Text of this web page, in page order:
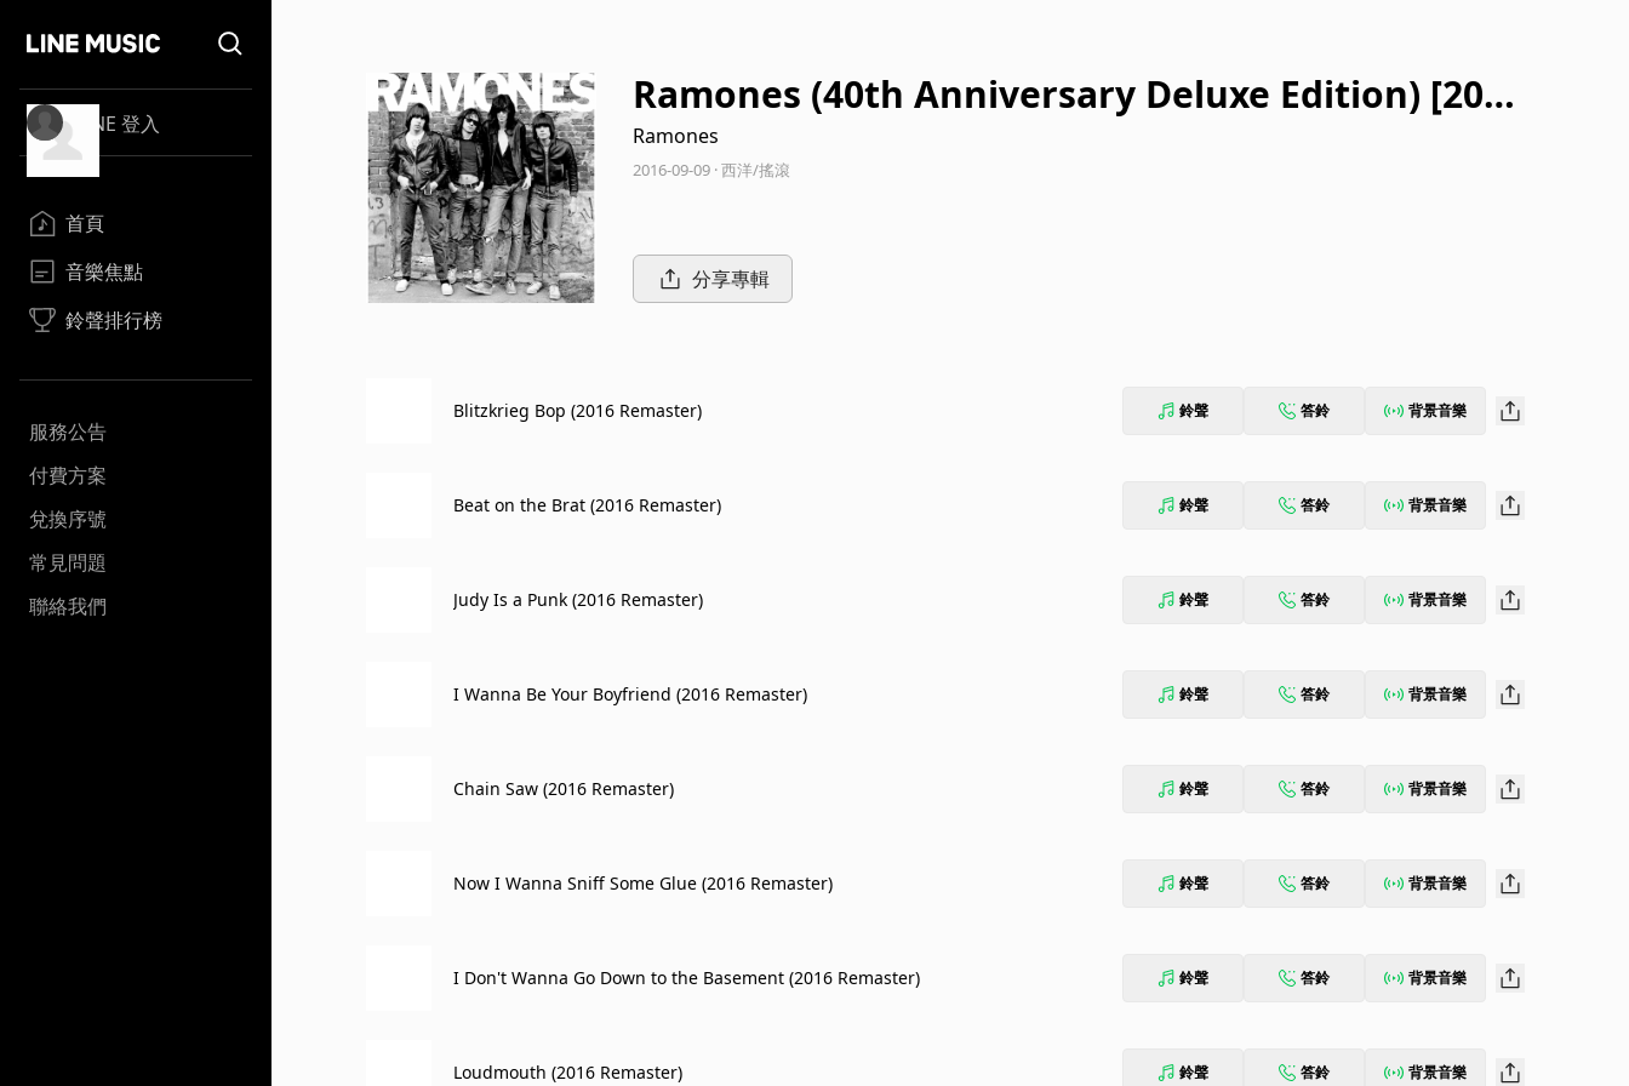
LINE 登入
首頁
音樂焦點
鈴聲排行榜
服務公告
付費方案
兌換序號
常見問題
聯絡我們
Ramones (40th Anniversary Deluxe Edition) [2016
Remaster]
Ramones
2016-09-09 · 西洋/搖滾
分享專輯
Blitzkrieg Bop (2016 Remaster) 鈴聲 答鈴 背景音樂
Beat on the Brat (2016 Remaster) 鈴聲 答鈴 背景音樂
Judy Is a Punk (2016 Remaster) 鈴聲 答鈴 背景音樂
I Wanna Be Your Boyfriend (2016 Remaster) 鈴聲 答鈴 背景音樂
Chain Saw (2016 Remaster) 鈴聲 答鈴 背景音樂
Now I Wanna Sniff Some Glue (2016 Remaster) 鈴聲 答鈴 背景音樂
I Don't Wanna Go Down to the Basement (2016 Remaster) 鈴聲 答鈴 背景音樂
Loudmouth (2016 Remaster) 鈴聲 答鈴 背景音樂